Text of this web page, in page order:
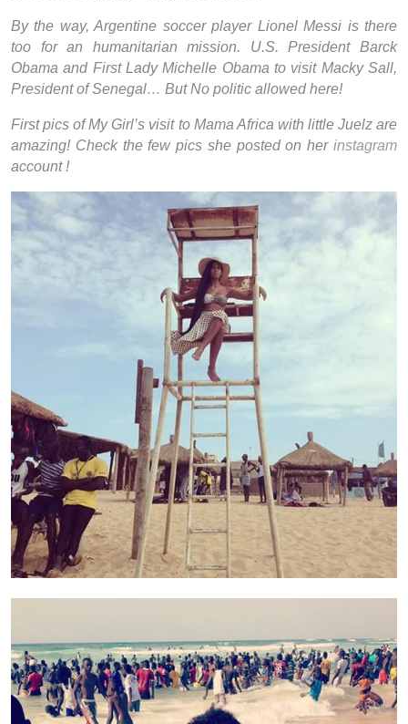
By the way, Argentine soccer player Lionel Messi is there
too for an humanitarian mission. U.S. President Barck
Obama and First Lady Michelle Obama to visit Macky Sall,
President of Senegal… But No politic allowed here!
First pics of My Girl’s visit to Mama Africa with little Juelz are
amazing! Check the few pics she posted on her instagram
account !